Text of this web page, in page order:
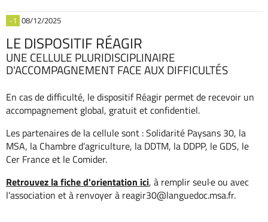
-1 08/12/2025
LE DISPOSITIF RÉAGIR
UNE CELLULE PLURIDISCIPLINAIRE
D'ACCOMPAGNEMENT FACE AUX DIFFICULTÉS
En cas de difficulté, le dispositif Réagir permet de recevoir un
accompagnement global, gratuit et confidentiel.
Les partenaires de la cellule sont : Solidarité Paysans 30, la
MSA, la Chambre d’agriculture, la DDTM, la DDPP, le GDS, le
Cer France et le Comider.
Retrouvez la fiche d'orientation ici, à remplir seul·e ou avec
l'association et à renvoyer à reagir30@languedoc.msa.fr.